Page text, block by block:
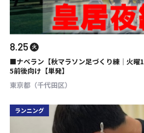
8.25 火
■ナベラン【秋マラソン足づくり練│火曜
5前後向け【単発】
東京都（千代田区）
ランニング